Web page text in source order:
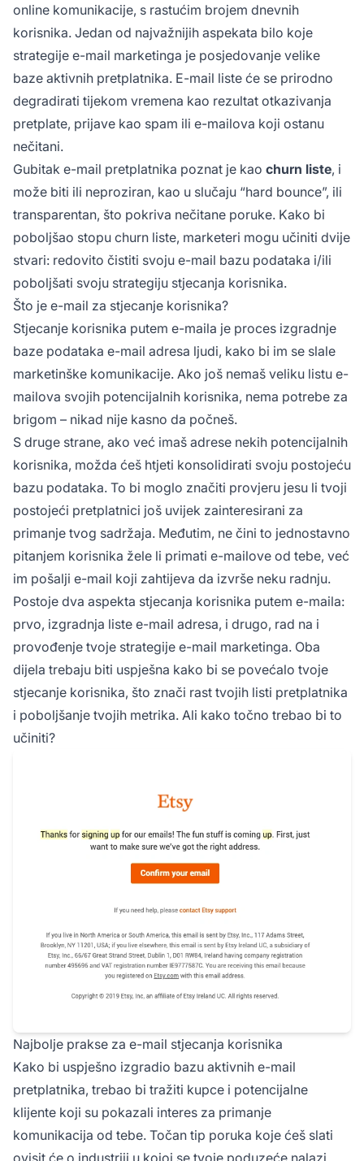
online komunikacije, s rastućim brojem dnevnih
korisnika. Jedan od najvažnijih aspekata bilo koje
strategije e-mail marketinga je posjedovanje velike
baze aktivnih pretplatnika. E-mail liste će se prirodno
degradirati tijekom vremena kao rezultat otkazivanja
pretplate, prijave kao spam ili e-mailova koji ostanu
nečitani.
Gubitak e-mail pretplatnika poznat je kao churn liste, i
može biti ili neproziran, kao u slučaju “hard bounce”, ili
transparentan, što pokriva nečitane poruke. Kako bi
poboljšao stopu churn liste, marketeri mogu učiniti dvije
stvari: redovito čistiti svoju e-mail bazu podataka i/ili
poboljšati svoju strategiju stjecanja korisnika.
Što je e-mail za stjecanje korisnika?
Stjecanje korisnika putem e-maila je proces izgradnje
baze podataka e-mail adresa ljudi, kako bi im se slale
marketinške komunikacije. Ako još nemaš veliku listu e-
mailova svojih potencijalnih korisnika, nema potrebe za
brigom – nikad nije kasno da počneš.
S druge strane, ako već imaš adrese nekih potencijalnih
korisnika, možda ćeš htjeti konsolidirati svoju postojeću
bazu podataka. To bi moglo značiti provjeru jesu li tvoji
postojeći pretplatnici još uvijek zainteresirani za
primanje tvog sadržaja. Međutim, ne čini to jednostavno
pitanjem korisnika žele li primati e-mailove od tebe, već
im pošalji e-mail koji zahtijeva da izvrše neku radnju.
Postoje dva aspekta stjecanja korisnika putem e-maila:
prvo, izgradnja liste e-mail adresa, i drugo, rad na i
provođenje tvoje strategije e-mail marketinga. Oba
dijela trebaju biti uspješna kako bi se povećalo tvoje
stjecanje korisnika, što znači rast tvojih listi pretplatnika
i poboljšanje tvojih metrika. Ali kako točno trebao bi to
učiniti?
Najbolje prakse za e-mail stjecanja korisnika
Kako bi uspješno izgradio bazu aktivnih e-mail
pretplatnika, trebao bi tražiti kupce i potencijalne
klijente koji su pokazali interes za primanje
komunikacija od tebe. Točan tip poruka koje ćeš slati